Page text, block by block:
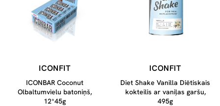
ICONFIT
ICONBAR Coconut
Olbaltumvielu batoniņš,
12*45g
ICONFIT
Diet Shake Vanilla Diētiskais
kokteilis ar vaniļas garšu,
495g